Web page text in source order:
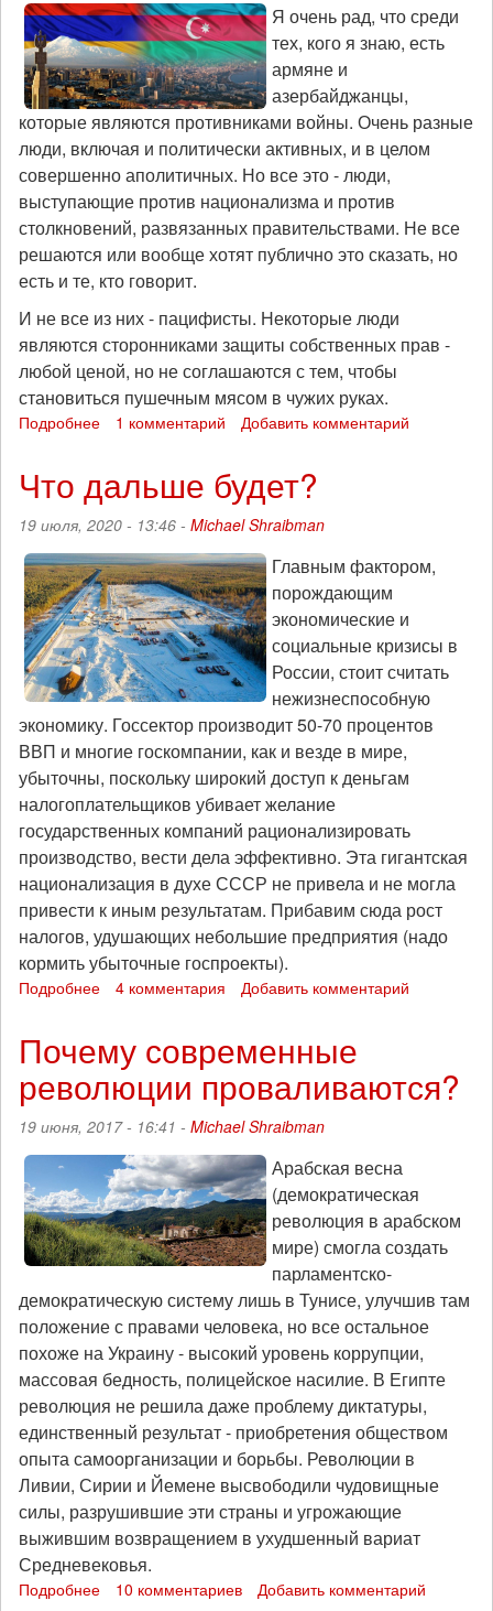
классовая
власть
Я очень рад, что среди
тех, кого я знаю, есть
армяне и
азербайджанцы,
которые являются противниками войны. Очень разные
люди, включая и политически активных, и в целом
совершенно аполитичных. Но все это - люди,
выступающие против национализма и против
столкновений, развязанных правительствами. Не все
решаются или вообще хотят публично это сказать, но
есть и те, кто говорит.
И не все из них - пацифисты. Некоторые люди
являются сторонниками защиты собственных прав -
любой ценой, но не соглашаются с тем, чтобы
становиться пушечным мясом в чужих руках.
Подробнее
войны:
Армения
и
Азербайджан
1 комментарий Добавить комментарий
Что дальше будет?
19 июля, 2020 - 13:46 - Michael Shraibman
Главным фактором,
порождающим
экономические и
социальные кризисы в
России, стоит считать
нежизнеспособную
экономику. Госсектор производит 50-70 процентов
ВВП и многие госкомпании, как и везде в мире,
убыточны, поскольку широкий доступ к деньгам
налогоплательщиков убивает желание
государственных компаний рационализировать
производство, вести дела эффективно. Эта гигантская
национализация в духе СССР не привела и не могла
привести к иным результатам. Прибавим сюда рост
налогов, удушающих небольшие предприятия (надо
кормить убыточные госпроекты).
Подробнее
будет?
4 комментария Добавить комментарий
Почему современные
революции проваливаются?
19 июня, 2017 - 16:41 - Michael Shraibman
Арабская весна
(демократическая
революция в арабском
мире) смогла создать
парламентско-
демократическую систему лишь в Тунисе, улучшив там
положение с правами человека, но все остальное
похоже на Украину - высокий уровень коррупции,
массовая бедность, полицейское насилие. В Египте
революция не решила даже проблему диктатуры,
единственный результат - приобретения обществом
опыта самоорганизации и борьбы. Революции в
Ливии, Сирии и Йемене высвободили чудовищные
силы, разрушившие эти страны и угрожающие
выжившим возвращением в ухудшенный вариат
Средневековья.
Подробнее 10 комментариев Добавить комментарий